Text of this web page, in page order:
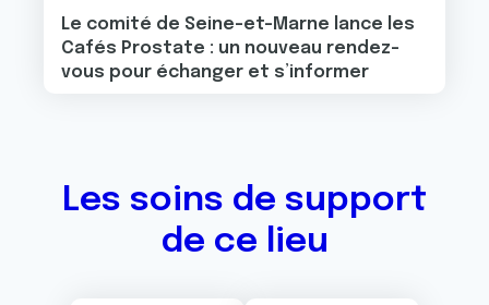
Le comité de Seine-et-Marne lance les
Cafés Prostate : un nouveau rendez-
vous pour échanger et s’informer
Les soins de support
de ce lieu